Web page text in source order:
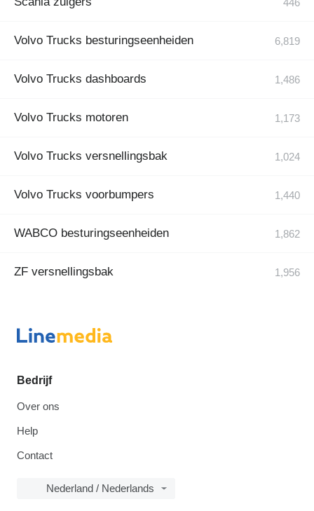
Volvo Trucks besturingseenheiden
Volvo Trucks dashboards
Volvo Trucks motoren
Volvo Trucks versnellingsbak
Volvo Trucks voorbumpers
WABCO besturingseenheiden
ZF versnellingsbak
Bedrijf
Over ons
Help
Contact
Nederland / Nederlands